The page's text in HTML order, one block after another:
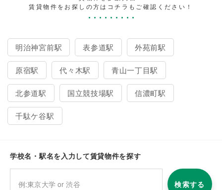
賃貸物件をお探しの方はコチラもご確認ください！
明治神宮前駅 表参道駅 外苑前駅
原宿駅 代々木駅 青山一丁目駅
北参道駅 国立競技場駅 信濃町駅
千駄ケ谷駅
学校名・駅名を入力して賃貸物件を探す
検索する